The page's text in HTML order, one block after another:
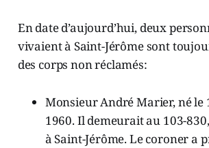
En date d’aujourd’hui, deux
vivaient à Saint-Jérôme sont
des corps non réclamés:
Monsieur André Marier, né le
1960. Il demeurait au 103-
à Saint-Jérôme. Le coroner a